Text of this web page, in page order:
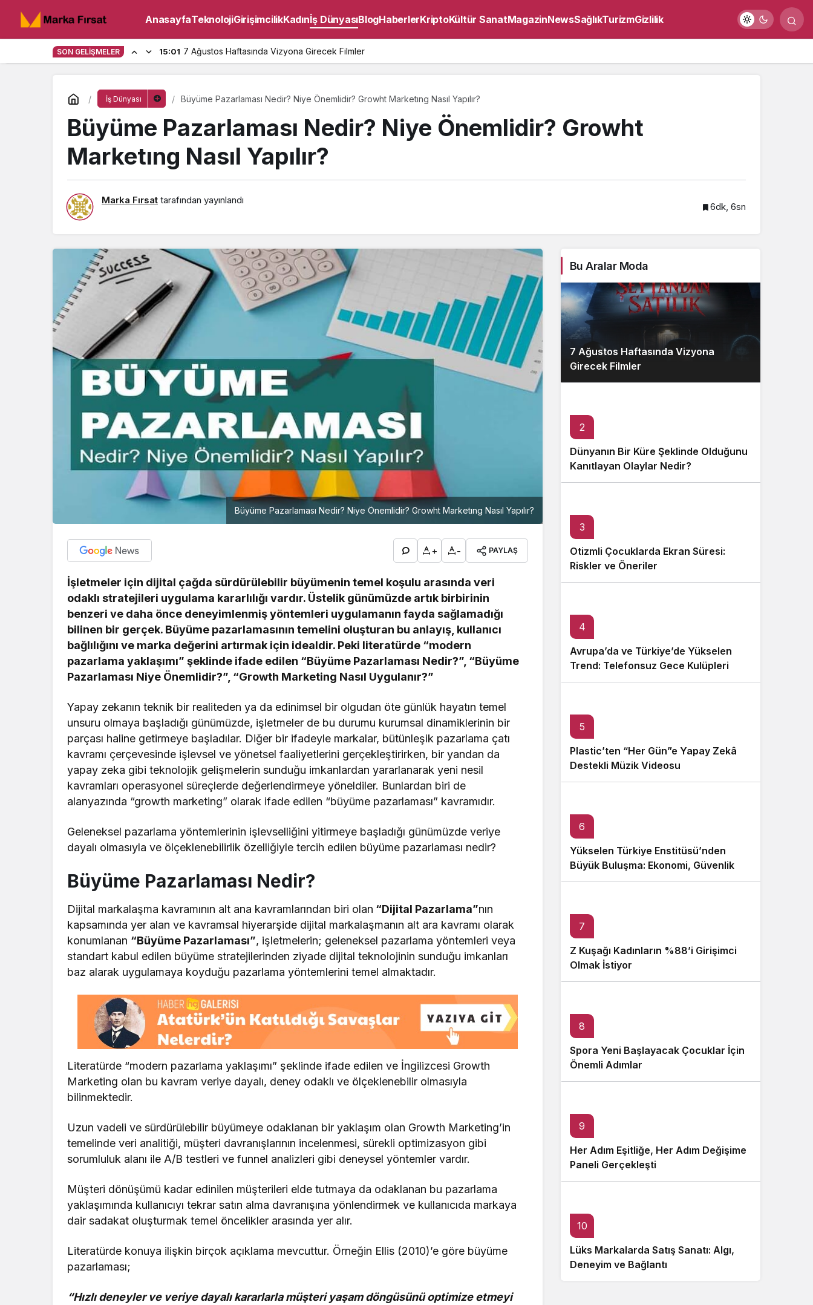
AnasayfaTeknolojiGirişimcilikKadınİş DünyasıBlogHaberlerKriptoKültür SanatMagazinNewsSağlıkTurizmGizlilik
SON GELIŞMELER 15:01 7 Ağustos Haftasında Vizyona Girecek Filmler
İş Dünyası Büyüme Pazarlaması Nedir? Niye Önemlidir? Growht Marketıng Nasıl Yapılır?
Büyüme Pazarlaması Nedir? Niye Önemlidir? Growht
Marketıng Nasıl Yapılır?
Marka Fırsat tarafından yayınlandı
6dk, 6sn
Büyüme Pazarlaması Nedir? Niye Önemlidir? Growht Marketıng Nasıl Yapılır?
+ - PAYLAŞ
İşletmeler için dijital çağda sürdürülebilir büyümenin temel koşulu arasında veri
odaklı stratejileri uygulama kararlılığı vardır. Üstelik günümüzde artık birbirinin
benzeri ve daha önce deneyimlenmiş yöntemleri uygulamanın fayda sağlamadığı
bilinen bir gerçek. Büyüme pazarlamasının temelini oluşturan bu anlayış, kullanıcı
bağlılığını ve marka değerini artırmak için idealdir. Peki literatürde “modern
pazarlama yaklaşımı” şeklinde ifade edilen “Büyüme Pazarlaması Nedir?”, “Büyüme
Pazarlaması Niye Önemlidir?”, “Growth Marketing Nasıl Uygulanır?”
Yapay zekanın teknik bir realiteden ya da edinimsel bir olgudan öte günlük hayatın temel
unsuru olmaya başladığı günümüzde, işletmeler de bu durumu kurumsal dinamiklerinin bir
parçası haline getirmeye başladılar. Diğer bir ifadeyle markalar, bütünleşik pazarlama çatı
kavramı çerçevesinde işlevsel ve yönetsel faaliyetlerini gerçekleştirirken, bir yandan da
yapay zeka gibi teknolojik gelişmelerin sunduğu imkanlardan yararlanarak yeni nesil
kavramları operasyonel süreçlerde değerlendirmeye yöneldiler. Bunlardan biri de
alanyazında “growth marketing” olarak ifade edilen “büyüme pazarlaması” kavramıdır.
Geleneksel pazarlama yöntemlerinin işlevselliğini yitirmeye başladığı günümüzde veriye
dayalı olmasıyla ve ölçeklenebilirlik özelliğiyle tercih edilen büyüme pazarlaması nedir?
Büyüme Pazarlaması Nedir?
Dijital markalaşma kavramının alt ana kavramlarından biri olan “Dijital Pazarlama”nın
kapsamında yer alan ve kavramsal hiyerarşide dijital markalaşmanın alt ara kavramı olarak
konumlanan “Büyüme Pazarlaması”, işletmelerin; geleneksel pazarlama yöntemleri veya
standart kabul edilen büyüme stratejilerinden ziyade dijital teknolojinin sunduğu imkanları
baz alarak uygulamaya koyduğu pazarlama yöntemlerini temel almaktadır.
Literatürde “modern pazarlama yaklaşımı” şeklinde ifade edilen ve İngilizcesi Growth
Marketing olan bu kavram veriye dayalı, deney odaklı ve ölçeklenebilir olmasıyla
bilinmektedir.
Uzun vadeli ve sürdürülebilir büyümeye odaklanan bir yaklaşım olan Growth Marketing’in
temelinde veri analitiği, müşteri davranışlarının incelenmesi, sürekli optimizasyon gibi
sorumluluk alanı ile A/B testleri ve funnel analizleri gibi deneysel yöntemler vardır.
Müşteri dönüşümü kadar edinilen müşterileri elde tutmaya da odaklanan bu pazarlama
yaklaşımında kullanıcıyı tekrar satın alma davranışına yönlendirmek ve kullanıcıda markaya
dair sadakat oluşturmak temel öncelikler arasında yer alır.
Literatürde konuya ilişkin birçok açıklama mevcuttur. Örneğin Ellis (2010)’e göre büyüme
pazarlaması;
“Hızlı deneyler ve veriye dayalı kararlarla müşteri yaşam döngüsünü optimize etmeyi
Bu Aralar Moda
7 Ağustos Haftasında Vizyona
Girecek Filmler
2
Dünyanın Bir Küre Şeklinde Olduğunu
Kanıtlayan Olaylar Nedir?
3
Otizmli Çocuklarda Ekran Süresi:
Riskler ve Öneriler
4
Avrupa’da ve Türkiye’de Yükselen
Trend: Telefonsuz Gece Kulüpleri
5
Plastic’ten “Her Gün”e Yapay Zekâ
Destekli Müzik Videosu
6
Yükselen Türkiye Enstitüsü’nden
Büyük Buluşma: Ekonomi, Güvenlik
Politikaları ve Hukuk Konferansı
7
Z Kuşağı Kadınların %88’i Girişimci
Olmak İstiyor
8
Spora Yeni Başlayacak Çocuklar İçin
Önemli Adımlar
9
Her Adım Eşitliğe, Her Adım Değişime
Paneli Gerçekleşti
10
Lüks Markalarda Satış Sanatı: Algı,
Deneyim ve Bağlantı